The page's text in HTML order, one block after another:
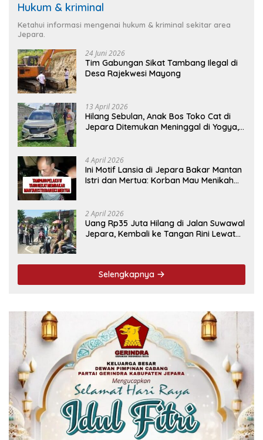
Hukum & kriminal
Ketahui informasi mengenai hukum & kriminal sekitar area
Jepara.
24 Juni 2026
Tim Gabungan Sikat Tambang Ilegal di
Desa Rajekwesi Mayong
13 April 2026
Hilang Sebulan, Anak Bos Toko Cat di
Jepara Ditemukan Meninggal di Yogya,
4 April 2026
Ini Motif Lansia di Jepara Bakar Mantan
Istri dan Mertua: Korban Mau Menikah
2 April 2026
Uang Rp35 Juta Hilang di Jalan Suwawal
Jepara, Kembali ke Tangan Rini Lewat
Selengkapnya